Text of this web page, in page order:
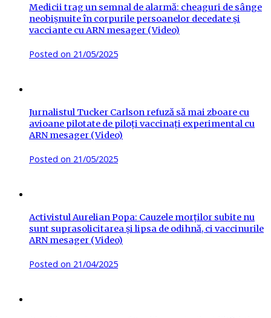
Medicii trag un semnal de alarmă: cheaguri de sânge
neobișnuite în corpurile persoanelor decedate și
vacciante cu ARN mesager (Video)
Posted on 21/05/2025
Jurnalistul Tucker Carlson refuză să mai zboare cu
avioane pilotate de piloți vaccinați experimental cu
ARN mesager (Video)
Posted on 21/05/2025
Activistul Aurelian Popa: Cauzele morților subite nu
sunt suprasolicitarea și lipsa de odihnă, ci vaccinurile
ARN mesager (Video)
Posted on 21/04/2025